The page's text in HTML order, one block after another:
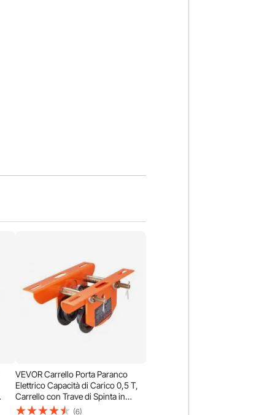
I
VEVOR Carrello Porta Paranco
Elettrico Capacità di Carico 0,5 T,
Carrello con Trave di Spinta in
Acciaio Legato Larghezza
(6)